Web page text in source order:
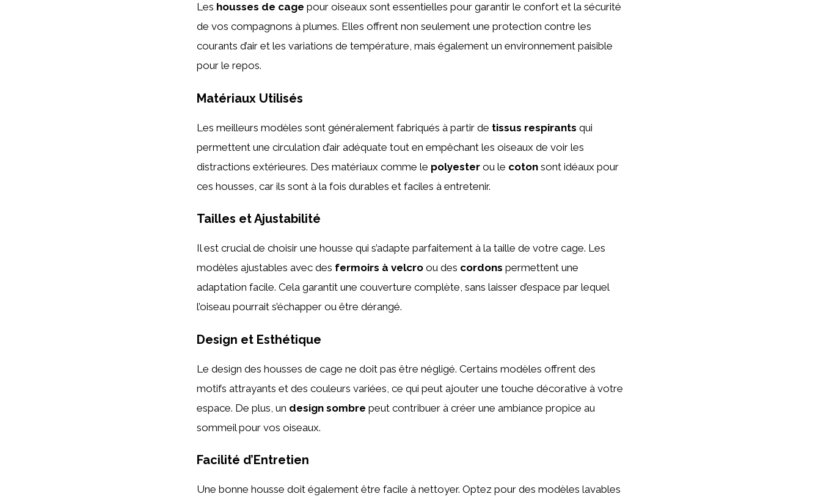
Les housses de cage pour oiseaux sont essentielles pour garantir le confort et la sécurité
de vos compagnons à plumes. Elles offrent non seulement une protection contre les
courants d’air et les variations de température, mais également un environnement paisible
pour le repos.
Matériaux Utilisés
Les meilleurs modèles sont généralement fabriqués à partir de tissus respirants qui
permettent une circulation d’air adéquate tout en empêchant les oiseaux de voir les
distractions extérieures. Des matériaux comme le polyester ou le coton sont idéaux pour
ces housses, car ils sont à la fois durables et faciles à entretenir.
Tailles et Ajustabilité
Il est crucial de choisir une housse qui s’adapte parfaitement à la taille de votre cage. Les
modèles ajustables avec des fermoirs à velcro ou des cordons permettent une
adaptation facile. Cela garantit une couverture complète, sans laisser d’espace par lequel
l’oiseau pourrait s’échapper ou être dérangé.
Design et Esthétique
Le design des housses de cage ne doit pas être négligé. Certains modèles offrent des
motifs attrayants et des couleurs variées, ce qui peut ajouter une touche décorative à votre
espace. De plus, un design sombre peut contribuer à créer une ambiance propice au
sommeil pour vos oiseaux.
Facilité d’Entretien
Une bonne housse doit également être facile à nettoyer. Optez pour des modèles lavables